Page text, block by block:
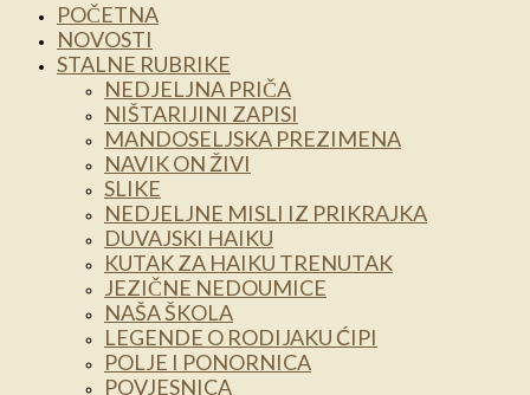
POČETNA
NOVOSTI
STALNE RUBRIKE
NEDJELJNA PRIČA
NIŠTARIJINI ZAPISI
MANDOSELJSKA PREZIMENA
NAVIK ON ŽIVI
SLIKE
NEDJELJNE MISLI IZ PRIKRAJKA
DUVAJSKI HAIKU
KUTAK ZA HAIKU TRENUTAK
JEZIČNE NEDOUMICE
NAŠA ŠKOLA
LEGENDE O RODIJAKU ĆIPI
POLJE I PONORNICA
POVJESNICA